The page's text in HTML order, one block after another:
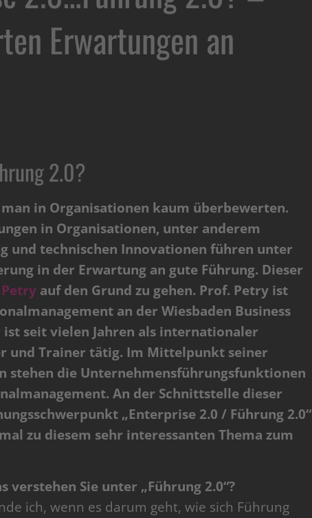
Erwartungen an
2.0?
in Organisationen kaum überbewerten.
in Organisationen, unter anderem
und technischen Innovationen führen unter
in der Erwartung an gute Führung. Dieser
auf den Grund zu gehen. Prof. Petry ist
an der Wiesbaden Business
ist seit vielen Jahren als internationaler
und Trainer tätig. Im Mittelpunkt seiner
stehen die Unternehmensführungsfunktionen
An der Schnittstelle dieser
„Enterprise 2.0 / Führung 2.0“
zu diesem sehr interessanten Thema zum
Sie unter „Führung 2.0“?
ich, wenn es darum geht, wie sich Führung